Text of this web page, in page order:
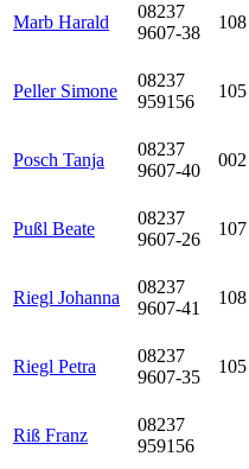
Marb Harald
08237
9607-38
108
Peller Simone
08237
959156
105
Posch Tanja
08237
9607-40
002
Pußl Beate
08237
9607-26
107
Riegl Johanna
08237
9607-41
108
Riegl Petra
08237
9607-35
105
Riß Franz
08237
959156